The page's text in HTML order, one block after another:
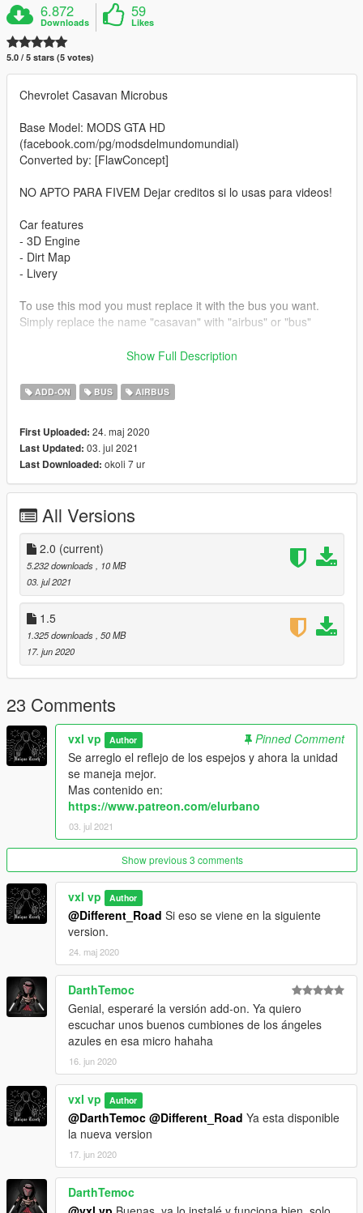
6.872
Downloads
59
Likes
5.0 / 5 stars (5 votes)
Chevrolet Casavan Microbus
Base Model: MODS GTA HD
(facebook.com/pg/modsdelmundomundial)
Converted by: [FlawConcept]
NO APTO PARA FIVEM Dejar creditos si lo usas para videos!
Car features
- 3D Engine
- Dirt Map
- Livery
To use this mod you must replace it with the bus you want.
Simply replace the name "casavan" with "airbus" or "bus"
You probably have the mistake that people don't sit in the place
For the next version I will make an Add-On mod in case you
want to add it in
instead of replacing it
Si usas alguno de estos mods para contenido digital,
entretenimiento o cualquie otro relacionao deja creditos. En
caso de no hacerlo, ya no subire mods.
Show Full Description
ADD-ON BUS AIRBUS
First Uploaded: 24. maj 2020
Last Updated: 03. jul 2021
Last Downloaded: okoli 7 ur
All Versions
2.0 (current)
5.232 downloads
, 10 MB
03. jul 2021
1.5
1.325 downloads , 50 MB
17. jun 2020
23 Comments
vxl vp Author
Pinned Comment
Se arreglo el reflejo de los espejos y ahora la unidad
se maneja mejor.
Mas contenido en:
https://www.patreon.com/elurbano
03. jul 2021
Show previous 3 comments
vxl vp Author
@Different_Road Si eso se viene en la siguiente
version.
24. maj 2020
DarthTemoc
Genial, esperaré la versión add-on. Ya quiero
escuchar unos buenos cumbiones de los ángeles
azules en esa micro hahaha
16. jun 2020
vxl vp Author
@DarthTemoc @Different_Road Ya esta disponible
la nueva version
17. jun 2020
DarthTemoc